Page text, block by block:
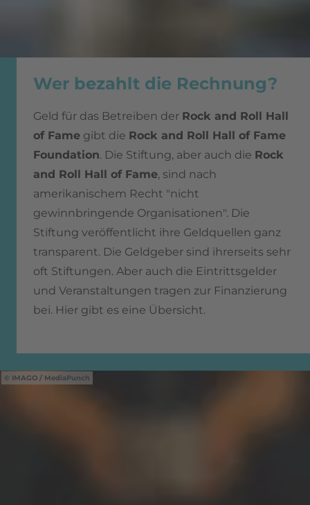
Wer bezahlt die Rechnung?
Geld für das Betreiben der Rock and Roll Hall
of Fame gibt die Rock and Roll Hall of Fame
Foundation. Die Stiftung, aber auch die Rock
and Roll Hall of Fame, sind nach
amerikanischem Recht "nicht
gewinnbringende Organisationen". Die
Stiftung veröffentlicht ihre Geldquellen ganz
transparent. Die Geldgeber sind ihrerseits sehr
oft Stiftungen. Aber auch die Eintrittsgelder
und Veranstaltungen tragen zur Finanzierung
bei. Hier gibt es eine Übersicht.
IMAGO / MediaPunch